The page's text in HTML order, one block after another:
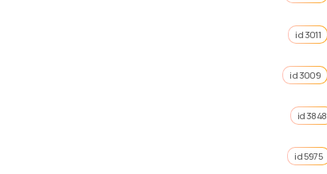
id 3011
id 3009
id 3848
id 5975